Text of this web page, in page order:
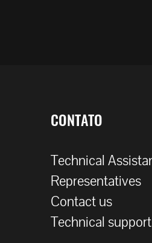
CONTATO
Technical
Representatives
Contact us
Technical support